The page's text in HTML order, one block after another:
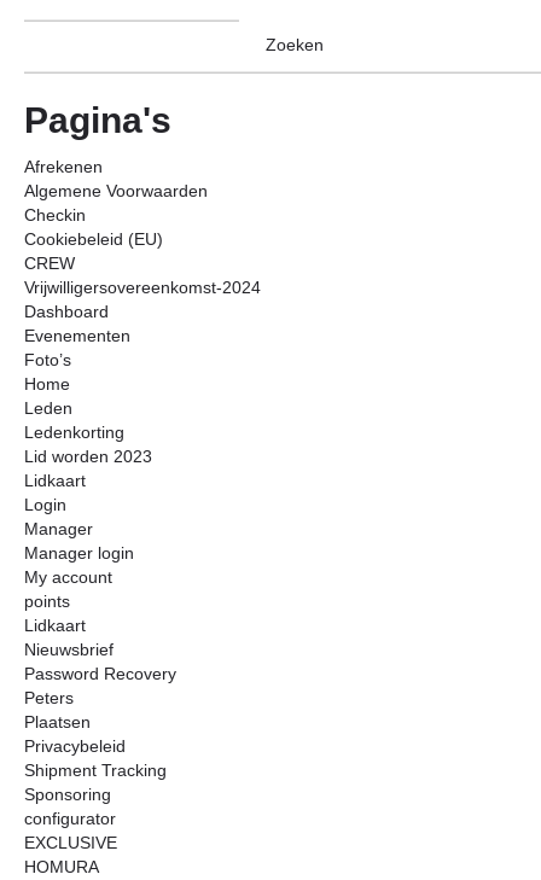
Pagina's
Afrekenen
Algemene Voorwaarden
Checkin
Cookiebeleid (EU)
CREW
Vrijwilligersovereenkomst-2024
Dashboard
Evenementen
Foto’s
Home
Leden
Ledenkorting
Lid worden 2023
Lidkaart
Login
Manager
Manager login
My account
points
Lidkaart
Nieuwsbrief
Password Recovery
Peters
Plaatsen
Privacybeleid
Shipment Tracking
Sponsoring
configurator
EXCLUSIVE
HOMURA